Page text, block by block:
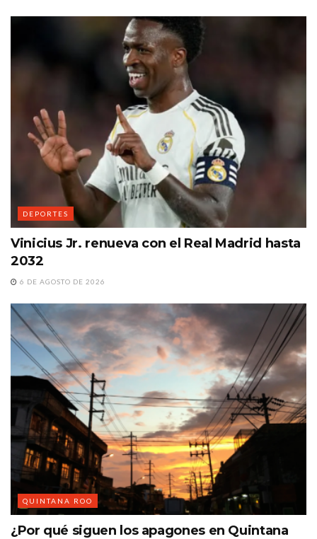
DEPORTES
Vinicius Jr. renueva con el Real Madrid hasta
2032
6 DE AGOSTO DE 2026
QUINTANA ROO
¿Por qué siguen los apagones en Quintana